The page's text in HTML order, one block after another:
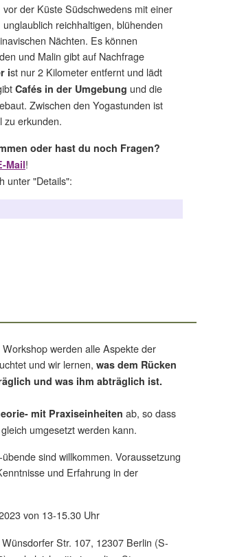
vor der Küste Südschwedens mit einer
unglaublich reichhaltigen, blühenden
Nächten. Es können
und Malin gibt auf Nachfrage
ist nur 2 Kilometer entfernt und lädt
Cafés in der Umgebung und die
Zwischen den Yogastunden ist
zu erkunden.
oder hast du noch Fragen?
Mail!
unter "Details":
werden alle Aspekte der
und wir lernen, was dem Rücken
und was ihm abträglich ist.
mit Praxiseinheiten ab, so dass
umgesetzt werden kann.
sind willkommen. Voraussetzung
und Erfahrung in der
von 13-15.30 Uhr
Str. 107, 12307 Berlin (S-